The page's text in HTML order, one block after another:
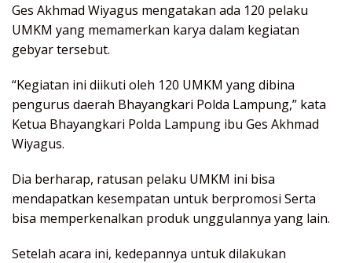
Ges Akhmad Wiyagus mengatakan ada 120 pelaku
UMKM yang memamerkan karya dalam kegiatan
gebyar tersebut.
“Kegiatan ini diikuti oleh 120 UMKM yang dibina
pengurus daerah Bhayangkari Polda Lampung,” kata
Ketua Bhayangkari Polda Lampung ibu Ges Akhmad
Wiyagus.
Dia berharap, ratusan pelaku UMKM ini bisa
mendapatkan kesempatan untuk berpromosi Serta
bisa memperkenalkan produk unggulannya yang lain.
Setelah acara ini, kedepannya untuk dilakukan